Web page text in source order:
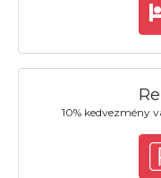
10% kedvezmény